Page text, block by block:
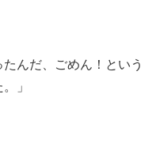
んだ、ごめん！という
」